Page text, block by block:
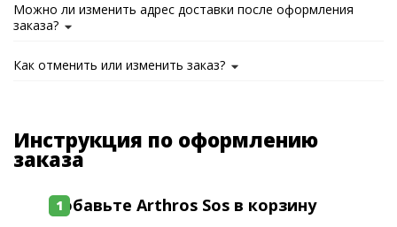
Можно ли изменить адрес доставки после оформления
заказа?
Как отменить или изменить заказ?
Инструкция по оформлению
заказа
Добавьте Arthros Sos в корзину